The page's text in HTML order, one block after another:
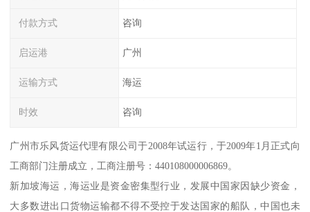
付款方式 咨询
启运港 广州
运输方式 海运
时效 咨询
广州市乐风货运代理有限公司于2008年试运行，于2009年1月正式向
工商部门注册成立，工商注册号：440108000006869。
新加坡海运，海运业是资金密集型行业，发展中国家因缺少资金，
大多数进出口货物运输都不得不受控于发达国家的船队，中国也未